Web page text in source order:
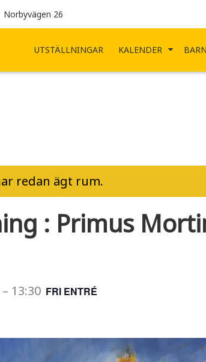
Norbyvägen 26
UTSTÄLLNINGAR KALENDER
redan ägt rum.
: Primus
13:30 FRI ENTRÉ